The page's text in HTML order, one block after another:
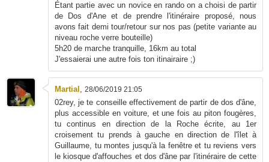
Étant partie avec un novice en rando on a choisi de partir
de Dos d'Ane et de prendre l'itinéraire proposé, nous
avons fait demi tour/retour sur nos pas (petite variante au
niveau roche verre bouteille)
5h20 de marche tranquille, 16km au total
J'essaierai une autre fois ton itinairaire ;)
Martial , 28/06/2019 21:05
02rey, je te conseille effectivement de partir de dos d'âne,
plus accessible en voiture, et une fois au piton fougères,
tu continus en direction de la Roche écrite, au 1er
croisement tu prends à gauche en direction de l'îlet à
Guillaume, tu montes jusqu'à la fenêtre et tu reviens vers
le kiosque d'affouches et dos d'âne par l'itinéraire de cette